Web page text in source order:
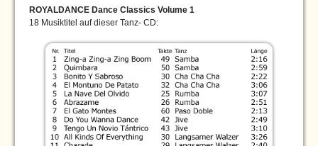
ROYALDANCE Dance Classics Volume 1
18 Musiktitel auf dieser Tanz- CD: